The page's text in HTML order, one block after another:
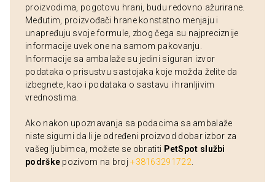
proizvodima, pogotovu hrani, budu redovno ažurirane.
Međutim, proizvođači hrane konstatno menjaju i
unapređuju svoje formule, zbog čega su najpreciznije
informacije uvek one na samom pakovanju.
Informacije sa ambalaže su jedini siguran izvor
podataka o prisustvu sastojaka koje možda želite da
izbegnete, kao i podataka o sastavu i hranljivim
vrednostima.
Ako nakon upoznavanja sa podacima sa ambalaže
niste sigurni da li je određeni proizvod dobar izbor za
vašeg ljubimca, možete se obratiti PetSpot službi
podrške pozivom na broj+38163291722